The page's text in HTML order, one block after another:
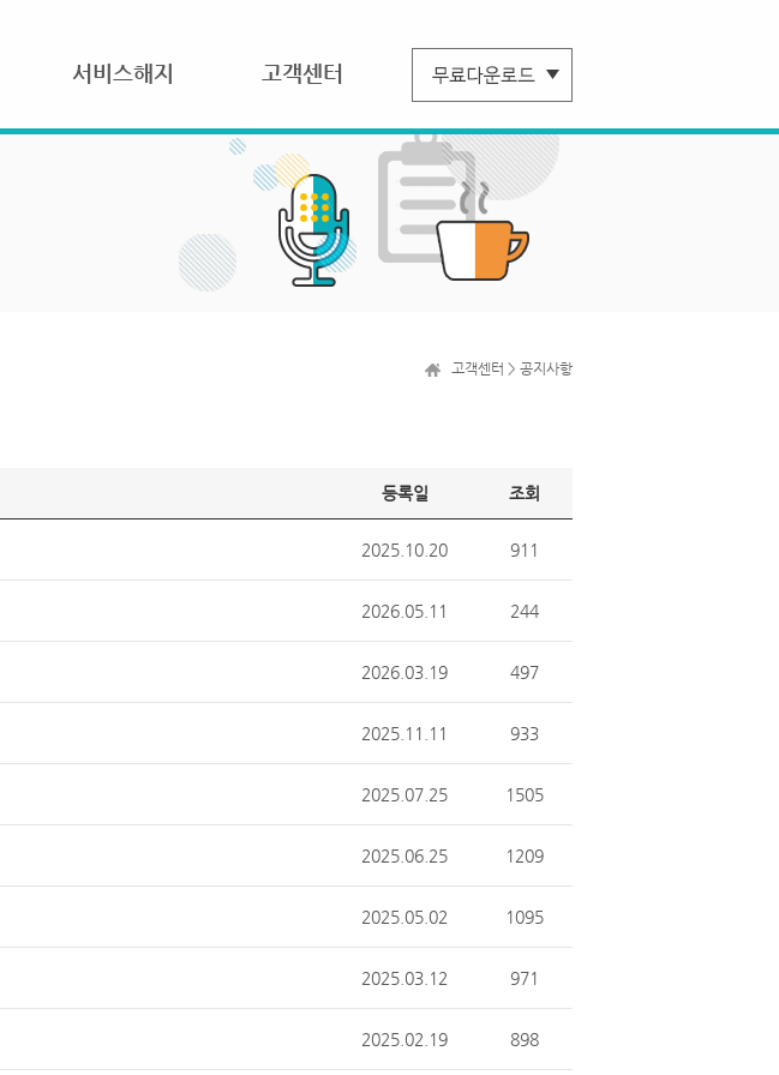
서비스해지 고객센터
고객센터 > 공지사항
등록일 조회
2025.10.20 911
2026.05.11 244
2026.03.19 497
2025.11.11 933
2025.07.25 1505
2025.06.25 1209
2025.05.02 1095
2025.03.12 971
2025.02.19 898